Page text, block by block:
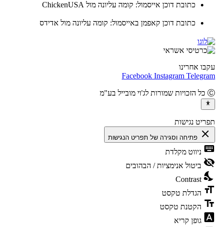
כתובת דוכן אייסמול: קומה עליונה מול ChickenUSA
כתובת דוכן קאפמן באייסמול: קומה עליונה מול אדידס
אחרינו
Facebook Instagram
נגישות
פתיחה וסגירה של תפריט הנגישות
ניווט מקלדת
ביטול אנימציות / הבהובים
Contrast
הגדלת טקסט
הקטנת טקסט
גופן קריא